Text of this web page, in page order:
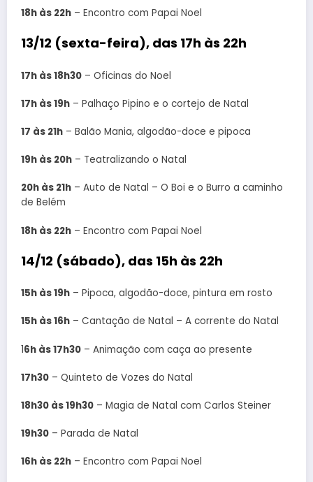
18h às 22h – Encontro com Papai Noel
13/12 (sexta-feira), das 17h às 22h
17h às 18h30 – Oficinas do Noel
17h às 19h – Palhaço Pipino e o cortejo de Natal
17 às 21h – Balão Mania, algodão-doce e pipoca
19h às 20h – Teatralizando o Natal
20h às 21h – Auto de Natal – O Boi e o Burro a caminho
de Belém
18h às 22h – Encontro com Papai Noel
14/12 (sábado), das 15h às 22h
15h às 19h – Pipoca, algodão-doce, pintura em rosto
15h às 16h – Cantação de Natal – A corrente do Natal
16h às 17h30 – Animação com caça ao presente
17h30 – Quinteto de Vozes do Natal
18h30 às 19h30 – Magia de Natal com Carlos Steiner
19h30 – Parada de Natal
16h às 22h – Encontro com Papai Noel